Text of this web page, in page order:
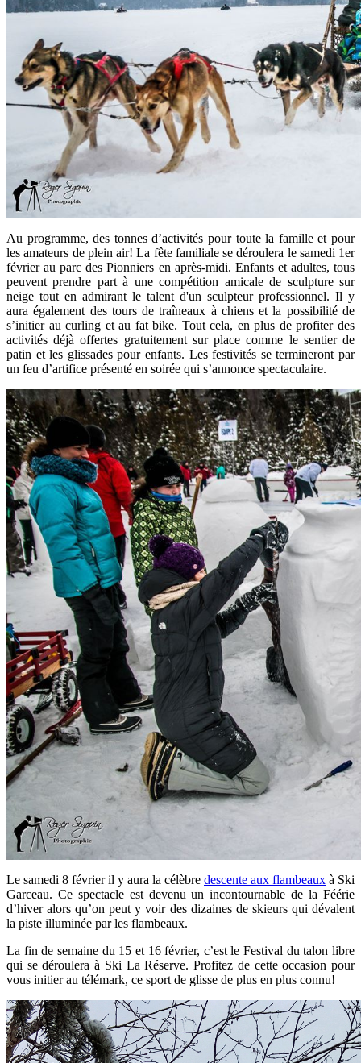
Au programme, des tonnes d’activités pour toute la famille et pour
les amateurs de plein air! La fête familiale se déroulera le samedi 1er
février au parc des Pionniers en après-midi. Enfants et adultes, tous
peuvent prendre part à une compétition amicale de sculpture sur
neige tout en admirant le talent d'un sculpteur professionnel. Il y
aura également des tours de traîneaux à chiens et la possibilité de
s’initier au curling et au fat bike. Tout cela, en plus de profiter des
activités déjà offertes gratuitement sur place comme le sentier de
patin et les glissades pour enfants. Les festivités se termineront par
un feu d’artifice présenté en soirée qui s’annonce spectaculaire.
Le samedi 8 février il y aura la célèbre descente aux flambeaux à Ski
Garceau. Ce spectacle est devenu un incontournable de la Féérie
d’hiver alors qu’on peut y voir des dizaines de skieurs qui dévalent
la piste illuminée par les flambeaux.
La fin de semaine du 15 et 16 février, c’est le Festival du talon libre
qui se déroulera à Ski La Réserve. Profitez de cette occasion pour
vous initier au télémark, ce sport de glisse de plus en plus connu!